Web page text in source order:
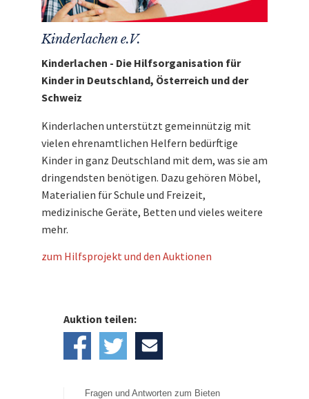
Kinderlachen e.V.
Kinderlachen - Die Hilfsorganisation für
Kinder in Deutschland, Österreich und der
Schweiz
Kinderlachen unterstützt gemeinnützig mit
vielen ehrenamtlichen Helfern bedürftige
Kinder in ganz Deutschland mit dem, was sie am
dringendsten benötigen. Dazu gehören Möbel,
Materialien für Schule und Freizeit,
medizinische Geräte, Betten und vieles weitere
mehr.
zum Hilfsprojekt und den Auktionen
Auktion teilen:
Fragen und Antworten zum Bieten